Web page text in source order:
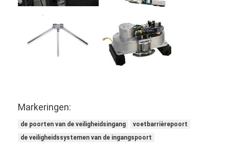
Sliding Gate Motor
parkeerplaats slot
Markeringen:
de poorten van de veiligheidsingang
voetbarrièrepoort
de veiligheidssystemen van de ingangspoort